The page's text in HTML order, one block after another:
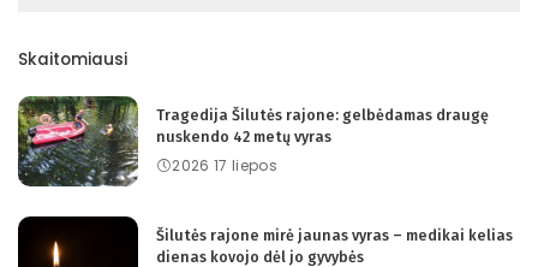
Skaitomiausi
Tragedija Šilutės rajone: gelbėdamas draugę
nuskendo 42 metų vyras
2026 17 liepos
Šilutės rajone mirė jaunas vyras – medikai kelias
dienas kovojo dėl jo gyvybės